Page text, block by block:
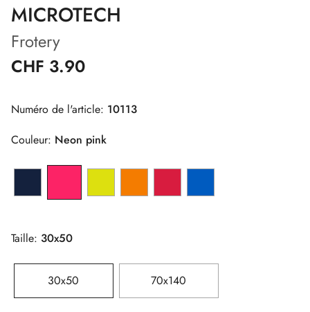
MICROTECH
Frotery
CHF 3.90
Numéro de l'article: 10113
Couleur: Neon pink
Taille: 30x50
30x50 70x140